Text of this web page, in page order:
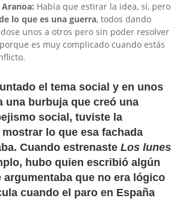
Había que estirar la idea, sí, pero
lo que es una guerra, todos dando
unos a otros pero sin poder resolver
es muy complicado cuando estás
el tema social y en unos
una burbuja que creó una
social, tuviste la
lo que esa fachada
Cuando estrenaste Los lunes
hubo quien escribió algún
que no era lógico
cuando el paro en España